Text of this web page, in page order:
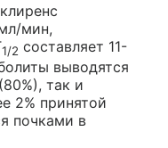
мин,
1/2 составляет 11-
выводятся
так и
2% принятой
почками в